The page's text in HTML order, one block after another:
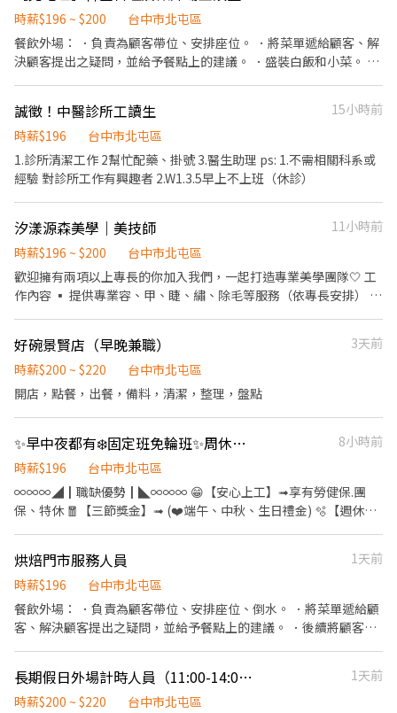
能力 3）需配合一次產品說明會 📩 應徵方式請註明：產品/店點/姓
chuan_hung@trendyoung.com.tw ⚠️請註明：產品/店點/姓名
+電話⚠️ ⚠️【錄取後會提供資料給廠商，無法因私事臨時請假】
⚠️【備註】 ﹡本活動由品牌方主辦，請勿前往門市洽詢，以免造成
困擾，感謝理解！ ﹡履歷眾多，我們將優先聯繫合適人選，未通知
動聯繫適合的你。 ﹡於活動期間發生客訴情形，經確認屬實，將可
能影響您的後續工作安排。 ﹡曾與傳揚合作過的夥伴將優先錄取，
歡迎直接與人資聯繫！ 歡迎您加入傳揚行銷公司的夥伴行列~~
飲內場： ．擔任廚師的助手，處理烹飪前與烹飪中之準備工作與其
他餐廳相關事務。 ．負責洗、切各種食材。 ．負責清理工作環境、
設備和餐具。 ．準備不同餐點所需要的食材。 ．協助測量食材的容
時薪$196 ~ $200
台中市北屯區
餐飲外場： ．負責為顧客帶位、安排座位。 ．將菜單遞給顧客、解
決顧客提出之疑問，並給予餐點上的建議。 ．盛裝白飯和小菜。 ．
休。 上班時間為週三~五：17：00-21：00。 週六日：11：30-
14：30，17：00-21：00。 以上上班時間為排班制。
誠徵！中醫診所工讀生
15小時前
時薪$196
台中市北屯區
1.診所清潔工作 2幫忙配藥、掛號 3.醫生助理 ps: 1.不需相關科系或
經驗 對診所工作有興趣者 2.W1.3.5早上不上班（休診）
汐漾源森美學｜美技師
11小時前
時薪$196 ~ $200
台中市北屯區
歡迎擁有兩項以上專長的你加入我們，一起打造專業美學團隊🤍 工
作內容 ▪ 提供專業容、甲、睫、繡、除毛等服務（依專長安排） ▪
與團隊共同提升服務品質與顧客滿意度 我們希望你具備 ✔ 一年以上
相關工作經驗，可獨立服務顧客 ✔ 工作態度積極、細心、有責任感
✔ 具良好溝通能力，親切有禮 ✔ 熟悉自身專業技術及服務流程 ✔ 能
技能者優先錄取 ✔ 熟悉光固操作者佳 ✔ 具銷售、諮詢或顧客管理經
驗者佳
好碗景賢店（早晚兼職）
3天前
時薪$200 ~ $220
台中市北屯區
開店，點餐，出餐，備料，清潔，整理，盤點
✨早中夜都有❄️固定班免輪班✨周休二日💗可申請預支💗免輪班🌞快速上工🌞三節獎金
8小時前
時薪$196
台中市北屯區
∞∞∞◢┃職缺優勢┃◣∞∞∞ 😁【安心上工】➟享有勞健保.團
保、特休 🧧【三節獎金】➟ (❤️端午、中秋、生日禮金) 🫧【週休二
✨電子零件焊接、組裝、測試、包裝作業 ✨產品檢驗作業 ✨試產前
置作業掌握 ✨操作生產設備、維持生產順暢、切換產品製程、進行
新機種試 ⏰上班時間: ⏰日班08:00~17:10 ，薪資31,000元 ⏰小夜
班15:50-00:30，薪資31,000元/月 +(小夜班津貼:30元/HR) ⏰大夜
$2000、滿二個月：$4000、滿三個月：$5000 大夜班培育獎金滿一
個月：$3000、滿二個月：$6000、滿三個月：$8000 💰久任獎金:滿
烘焙門市服務人員
1天前
時薪$196
台中市北屯區
餐飲外場： ．負責為顧客帶位、安排座位、倒水。 ．將菜單遞給顧
客、解決顧客提出之疑問，並給予餐點上的建議。 ．後續將顧客點
負責結帳、收銀等工作。 餐飲內場： ．擔任廚師的助手，處理烹飪
前與烹飪中之準備工作與其他餐廳相關事務。 ．負責洗、剝、削、
長期假日外場計時人員（11:00-14:00/17:00-21:30可彈性）
1天前
時薪$200 ~ $220
台中市北屯區